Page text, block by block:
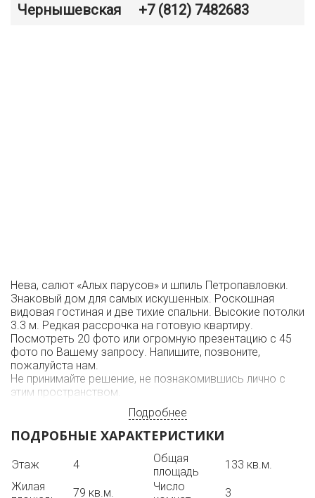
Чернышевская +7 (812) 7482683
Нева, салют «Алых парусов» и шпиль Петропавловки.
Знаковый дом для самых искушенных. Роскошная
видовая гостиная и две тихие спальни. Высокие потолки
3.3 м. Редкая рассрочка на готовую квартиру.
Посмотреть 20 фото или огромную презентацию с 45
фото по Вашему запросу. Напишите, позвоните,
пожалуйста нам.
Не принимайте решение, не познакомившись лично с
этим пространством.
Подробнее
ПОДРОБНЫЕ ХАРАКТЕРИСТИКИ
Этаж 4
Общая
площадь
133 кв.м.
Жилая
79 кв.м.
Число
3